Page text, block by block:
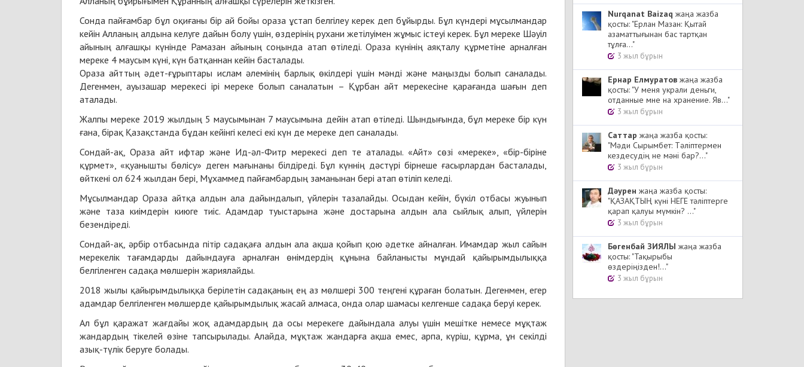
Сонда пайғамбар бұл оқиғаны бір ай бойы ораза ұстап белгілеу керек деп бұйырды. Бұл күндері мұсылмандар
кейін Алланың алдына келуге дайын болу үшін, өздерінің рухани жетілуімен жұмыс істеуі керек. Бұл мереке Шәуіл
айының алғашқы күнінде Рамазан айының соңында атап өтіледі. Ораза күнінің аяқталу құрметіне арналған
мереке 4 маусым күні, күн батқаннан кейін басталады.
Ораза айттың әдет-ғұрыптары ислам әлемінің барлық өкілдері үшін мәнді және маңызды болып саналады.
Дегенмен, ауызашар мерекесі ірі мереке болып саналатын – Құрбан айт мерекесіне қарағанда шағын деп
аталады.
Жалпы мереке 2019 жылдың 5 маусымынан 7 маусымына дейін атап өтіледі. Шындығында, бұл мереке бір күн
ғана, бірақ Қазақстанда бұдан кейінгі келесі екі күн де мереке деп саналады.
Сондай-ақ, Ораза айт ифтар және Ид-әл-Фитр мерекесі деп те аталады. «Айт» сөзі «мереке», «бір-біріне
құрмет», «қуанышты бөлісу» деген мағынаны білдіреді. Бұл күннің дәстүрі бірнеше ғасырлардан басталады,
өйткені ол 624 жылдан бері, Мұхаммед пайғамбардың заманынан бері атап өтіліп келеді.
Мұсылмандар Ораза айтқа алдын ала дайындалып, үйлерін тазалайды. Осыдан кейін, бүкіл отбасы жуынып
және таза киімдерін киюге тиіс. Адамдар туыстарына және достарына алдын ала сыйлық алып, үйлерін
безендіреді.
Сондай-ақ, әрбір отбасында пітір садақаға алдын ала ақша қойып қою әдетке айналған. Имамдар жыл сайын
мерекелік тағамдарды дайындауға арналған өнімдердің құнына байланысты мұндай қайырымдылыққа
белгіленген садақа мөлшерін жариялайды.
2018 жылы қайырымдылыққа берілетін садақаның ең аз мөлшері 300 теңгені құраған болатын. Дегенмен, егер
адамдар белгіленген мөлшерде қайырымдылық жасай алмаса, онда олар шамасы келгенше садақа беруі керек.
Ал бұл қаражат жағдайы жоқ адамдардың да осы мерекеге дайындала алуы үшін мешітке немесе мұқтаж
жандардың тікелей өзіне тапсырылады. Алайда, мұқтаж жандарға ақша емес, арпа, күріш, құрма, ұн секілді
азық-түлік беруге болады.
Nurqanat Baizaq жаңа жазба
қосты: "Ерлан Мазан: Қытай
азаматтығынан бас тартқан
тұлға..."
3 жыл бұрын
Ернар Елмуратов жаңа жазба
қосты: "У меня украли деньги,
отданные мне на хранение. Яв..."
3 жыл бұрын
Cаттар жаңа жазба қосты:
"Мәди Сырымбет: Тәліптермен
кездесудің не мәні бар?..."
3 жыл бұрын
Дәурен жаңа жазба қосты:
"ҚАЗАҚТЫҢ күні НЕГЕ тәліптерге
қарап қалуы мүмкін? ..."
3 жыл бұрын
Бөгенбай ЗИЯЛЫ жаңа жазба
қосты: "Тақырыбы
өздеріңізден!..."
3 жыл бұрын